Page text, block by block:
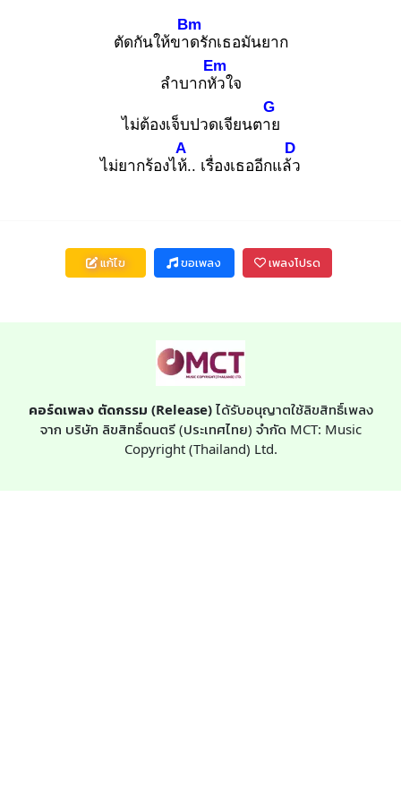
ตัดกันให้ขาด
Bm
รักเธอมันยาก
ลำบากหัว
Em
ใจ
ไม่ต้องเจ็บปวดเจียนตาย
G
ไม่ยากร้องไห้.
A
. เรื่องเธออีกแล้ว
D
แก้ไข ขอเพลง เพลงโปรด
คอร์ดเพลง ตัดกรรม (Release)ได้รับอนุญาตใช้ลิขสิทธิ์เพลง
จาก บริษัท ลิขสิทธิ์ดนตรี (ประเทศไทย) จำกัด MCT: Music
Copyright (Thailand) Ltd.